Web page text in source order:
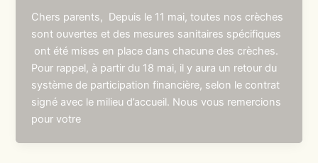
Chers parents, Depuis le 11 mai, toutes nos crèches
sont ouvertes et des mesures sanitaires spécifiques
ont été mises en place dans chacune des crèches.
Pour rappel, à partir du 18 mai, il y aura un retour du
système de participation financière, selon le contrat
signé avec le milieu d’accueil. Nous vous remercions
pour votre